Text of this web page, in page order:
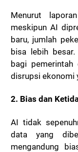
Menurut
meskipun AI
baru, jumlah
bisa lebih
bagi pemerintah
disrupsi ekonomi
2. Bias dan
AI tidak
data yang
mengandung